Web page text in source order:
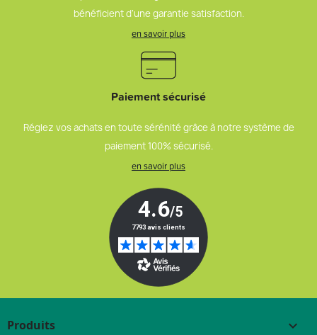
bénéficient d’une garantie satisfaction.
en savoir plus
Paiement sécurisé
Réglez vos achats en toute sérénité grâce à notre système de
paiement 100% sécurisé.
en savoir plus
Produits 